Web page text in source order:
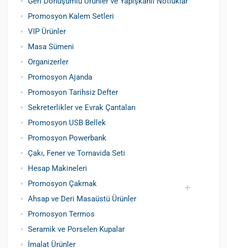
Promosyon Kalem Setleri
VIP Ürünler
Masa Sümeni
Organizerler
Promosyon Ajanda
Promosyon Tarihsiz Defter
Sekreterlikler ve Evrak Çantaları
Promosyon USB Bellek
Promosyon Powerbank
Çakı, Fener ve Tornavida Seti
Hesap Makineleri
Promosyon Çakmak
Siboplu Çakmak
Manyetolu Çakmak
Ahsap ve Deri Masaüstü Ürünler
Promosyon Termos
Seramik ve Porselen Kupalar
İmalat Ürünler